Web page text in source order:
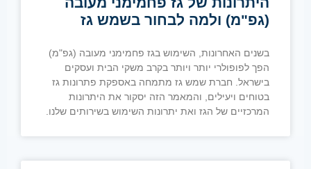
(גפ"מ) ולמה לבחור בשמש גז
בשנים האחרונות, השימוש בגז פחמימני מעובה (גפ"מ)
הפך לפופולרי יותר ויותר בקרב משקי הבית ועסקים
בישראל. חברת שמש גז מתמחה באספקת פתרונות גז
בטוחים ויעילים, והמאמר הזה יסקור את היתרונות
המרכזיים של הגז ואת יתרונות השימוש בשירותים שלנו.